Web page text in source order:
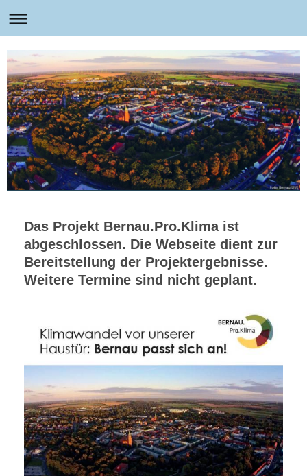
Das Projekt Bernau.Pro.Klima ist
abgeschlossen. Die Webseite dient zur
Bereitstellung der Projektergebnisse.
Weitere Termine sind nicht geplant.